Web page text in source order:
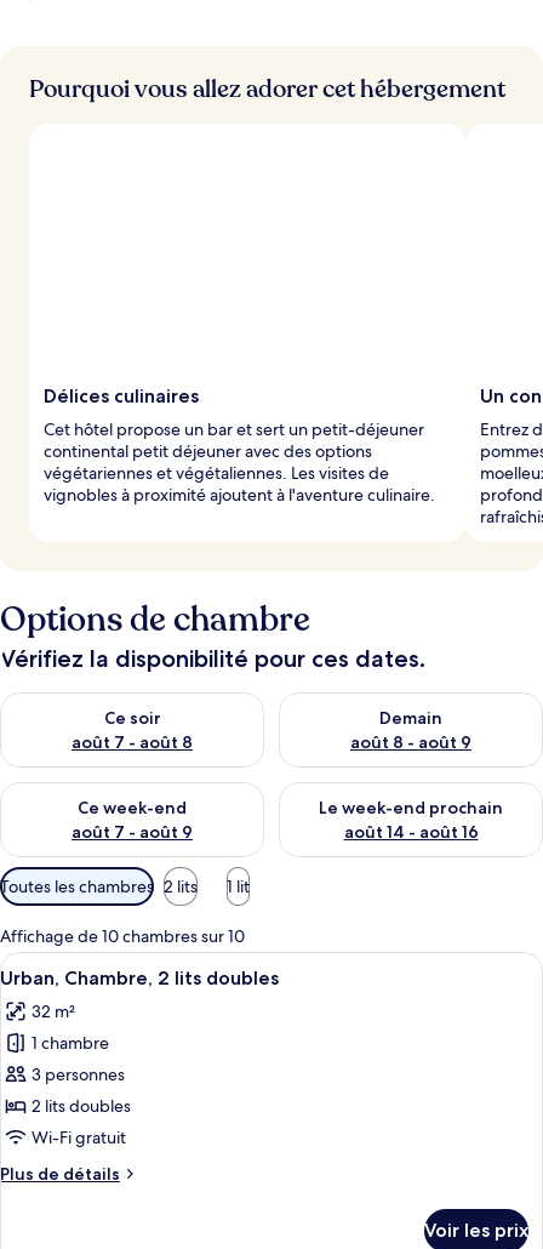
Pourquoi vous allez adorer cet hébergement
Délices culinaires
Cet hôtel propose un bar et sert un petit-déjeuner
continental petit déjeuner avec des options
végétariennes et végétaliennes. Les visites de
vignobles à proximité ajoutent à l'aventure culinaire.
Un
Entrez
Options de chambre
Vérifiez la disponibilité pour ces dates.
Ce soir
août 7 - août 8
Vérifier la disponibilité pour ce soir août 7 - août 8
Demain
août 8 - août 9
Vérifier la disponibilité pour
Ce week-end
août 7 - août 9
Vérifier la disponibilité pour ce week-end août 7 - août 9
Le week-end prochain
août 14 - août 16
Vérifier la disponibilité pour
Filtres
disponibles
pour
les
chambres
Toutes les chambres 2 lits 1 lit
Affichage de 10 chambres sur 10
Afficher
toutes
les
photos
pour
ce
type
chambre :
Une chambre d’hôtel avec deux lits,
5
Urban, Chambre, 2 lits doubles
32 m²
1 chambre
3 personnes
2 lits doubles
Wi-Fi gratuit
Plus de détails
Plus
Voir les prix